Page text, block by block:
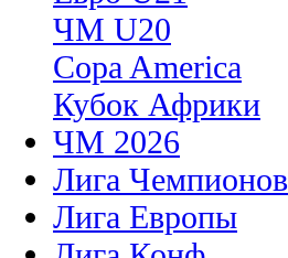
ЧМ U20
Copa America
Кубок Африки
ЧМ 2026
Лига Чемпионов
Лига Европы